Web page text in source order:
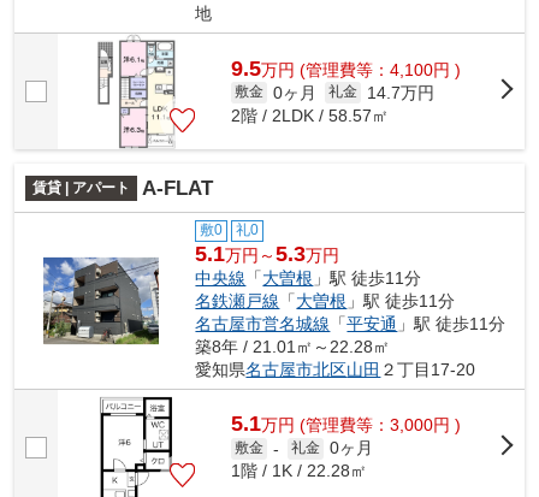
地
9.5万円 (管理費等：4,100円 )
敷金 0ヶ月 礼金
14.7万円
2階 / 2LDK / 58.57㎡
賃貸 | アパート A-FLAT
敷0 礼0
5.1万円～5.3万円
中央線 「大曽根 」駅 徒歩11分
名鉄瀬戸線 「大曽根 」駅 徒歩11分
名古屋市営名城線 「平安通 」駅 徒歩11分
築8年 / 21.01㎡～22.28㎡
愛知県名古屋市北区山田 ２丁目17-20
5.1万円 (管理費等：3,000円 )
敷金 - 礼金 0ヶ月
1階 / 1K / 22.28㎡